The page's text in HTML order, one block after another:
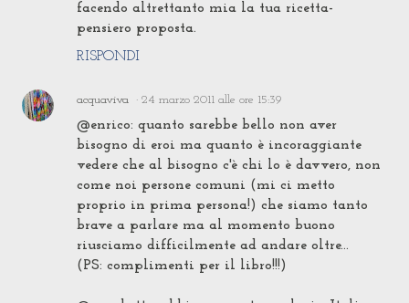
facendo altrettanto mia la tua ricetta-
pensiero proposta.
RISPONDI
acquaviva 24 marzo 2011 alle ore 15:39
@enrico: quanto sarebbe bello non aver
bisogno di eroi ma quanto è incoraggiante
vedere che al bisogno c'è chi lo è davvero, non
come noi persone comuni (mi ci metto
proprio in prima persona!) che siamo tanto
brave a parlare ma al momento buono
riusciamo difficilmente ad andare oltre...
(PS: complimenti per il libro!!!)